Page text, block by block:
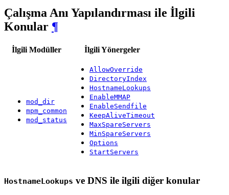
Çalışma Anı Yapılandırması ile İlgili
Konular ¶
İlgili Modüller İlgili Yönergeler
mod_dir
mpm_common
mod_status
AllowOverride
DirectoryIndex
HostnameLookups
EnableMMAP
EnableSendfile
KeepAliveTimeout
MaxSpareServers
MinSpareServers
Options
StartServers
HostnameLookups ve DNS ile ilgili diğer konular